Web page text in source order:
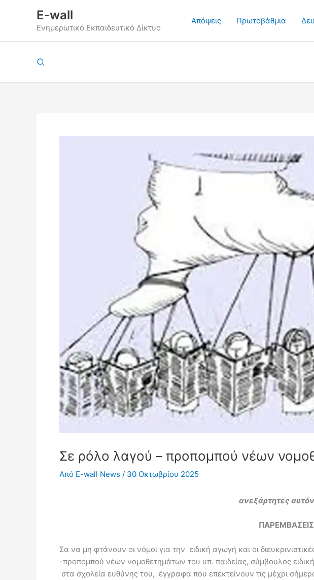
περιεχόμενο
E-wall
Ενημερωτικό Εκπαιδευτικό Δίκτυο
Απόψεις Πρωτοβάθμια
Αναζήτηση
Σε ρόλο λαγού – προπομπού νέων
Από E-wall News / 30 Οκτωβρίου 2025
ανεξάρτητες
ΠΑΡΕΜΒΑΣΕΙΣ
Σα να μη φτάνουν οι νόμοι για την ειδική αγωγή και οι
-προπομπού νέων νομοθετημάτων του υπ. παιδείας, σύμβουλος
στα σχολεία ευθύνης του, έγγραφα που επεκτείνουν τις μέχρι